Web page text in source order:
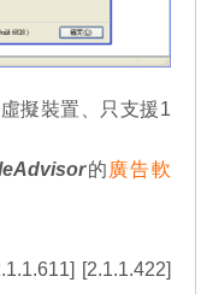
擬裝置、只支援1
的 廣告軟
] [2.1.1.422]